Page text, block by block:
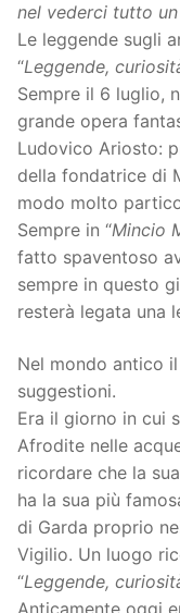
nel vederci tutto
Le leggende sugli
“Leggende,
Sempre il 6 luglio,
grande opera
Ludovico Ariosto:
della fondatrice di
modo molto
Sempre in “Mincio
fatto spaventoso
sempre in questo
resterà legata una
Nel mondo antico il
suggestioni.
Era il giorno in cui
Afrodite nelle
ricordare che la
ha la sua più
di Garda proprio
Vigilio. Un luogo
“Leggende,
Anticamente oggi